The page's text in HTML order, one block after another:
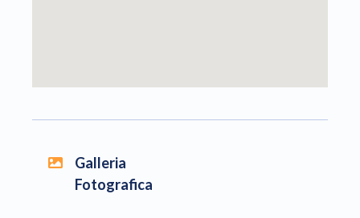
Galleria
Fotografica